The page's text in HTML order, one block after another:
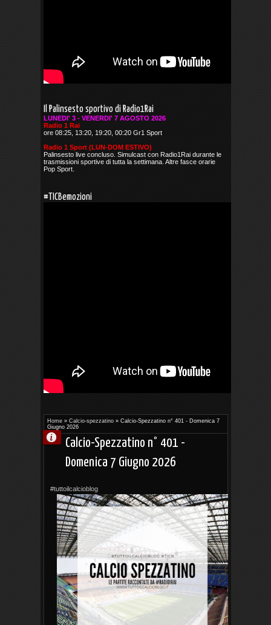
Il Palinsesto sportivo di Radio1Rai
LUNEDI' 3 - VENERDI' 7 AGOSTO 2026
Radio 1 Rai
ore 08:25, 13:20, 19:20, 00:20 Gr1 Sport
Radio 1 Sport (LUN-DOM ESTIVO)
Palinsesto live concluso. Simulcast con Radio1Rai durante le
trasmissioni sportive di tutta la settimana. Altre fasce orarie
Pop Sport.
#TICBemozioni
Home» Calcio-spezzatino» Calcio-Spezzatino n° 401 - Domenica 7
Giugno 2026
Calcio-Spezzatino n° 401 -
Domenica 7 Giugno 2026
#tuttoilcalcioblog